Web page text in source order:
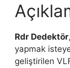
Rdr Dedektör
yapmak
geliştirilen